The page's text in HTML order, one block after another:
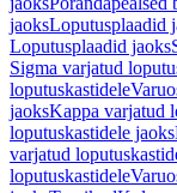
jaoksLoputusplaadid
Loputusplaadid jaoks
Sigma varjatud
loputuskastidele
jaoksKappa varjatud
loputuskastidele jaoks
varjatud
loputuskastidele